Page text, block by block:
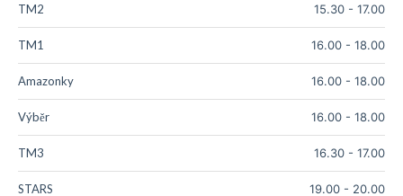
TM2 15.30 - 17.00
TM1 16.00 - 18.00
Amazonky 16.00 - 18.00
Výběr 16.00 - 18.00
TM3 16.30 - 17.00
STARS 19.00 - 20.00